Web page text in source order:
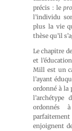
précis : le
l’individu
plus la vie
thèse qu’il
Le chapitre
et
Mill est un
l’ayant
ordonné à la
ordonnés
enjoignent